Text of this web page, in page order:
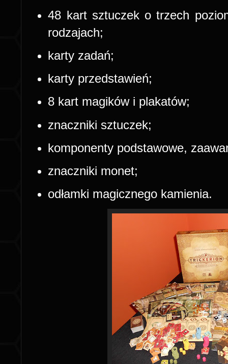
48 kart sztuczek o trzech
rodzajach;
karty zadań;
karty przedstawień;
8 kart magików i plakatów;
znaczniki sztuczek;
komponenty podstawowe,
znaczniki monet;
odłamki magicznego kamienia.